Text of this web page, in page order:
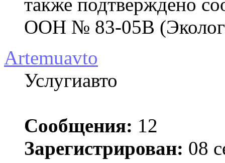
ООН № 83-05В
Artemuavto
Услугиавто
Сообщения: 12
Зарегистрирован: 08